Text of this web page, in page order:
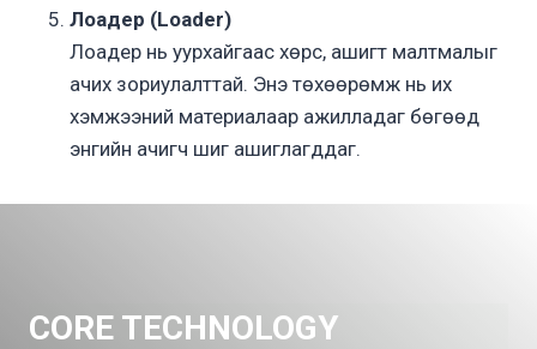
Лоадер (Loader)
Лоадер нь уурхайгаас хөрс, ашигт малтмалыг
ачих зориулалттай. Энэ төхөөрөмж нь их
хэмжээний материалаар ажилладаг бөгөөд
энгийн ачигч шиг ашиглагддаг.
CORE TECHNOLOGY